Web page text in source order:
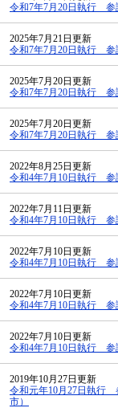
令和7年7月20日執行 参
2025年7月21日更新
令和7年7月20日執行 参
2025年7月20日更新
令和7年7月20日執行 参
2025年7月20日更新
令和7年7月20日執行 参
2022年8月25日更新
令和4年7月10日執行 参
2022年7月11日更新
令和4年7月10日執行 参
2022年7月10日更新
令和4年7月10日執行 参
2022年7月10日更新
令和4年7月10日執行 参
2022年7月10日更新
令和4年7月10日執行 参
2019年10月27日更新
令和元年10月27日執行
市）